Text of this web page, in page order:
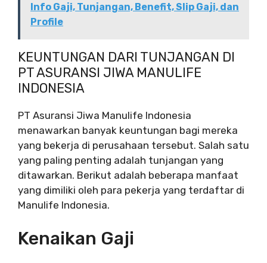
Info Gaji, Tunjangan, Benefit, Slip Gaji, dan
Profile
KEUNTUNGAN DARI TUNJANGAN DI
PT ASURANSI JIWA MANULIFE
INDONESIA
PT Asuransi Jiwa Manulife Indonesia
menawarkan banyak keuntungan bagi mereka
yang bekerja di perusahaan tersebut. Salah satu
yang paling penting adalah tunjangan yang
ditawarkan. Berikut adalah beberapa manfaat
yang dimiliki oleh para pekerja yang terdaftar di
Manulife Indonesia.
Kenaikan Gaji